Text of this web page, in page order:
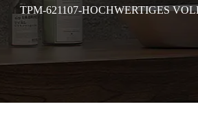
TPM-621107-HOCHWERTIGES